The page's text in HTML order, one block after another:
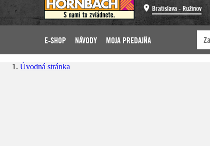
Bratislava - Ružinov
E-SHOP NÁVODY MOJA PREDAJŇA
Úvodná stránka